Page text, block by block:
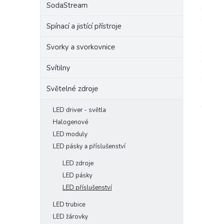
SodaStream
Spínací a jistící přístroje
Svorky a svorkovnice
Svítilny
Světelné zdroje
LED driver - světla
Halogenové
LED moduly
LED pásky a příslušenství
LED zdroje
LED pásky
LED příslušenství
LED trubice
LED žárovky